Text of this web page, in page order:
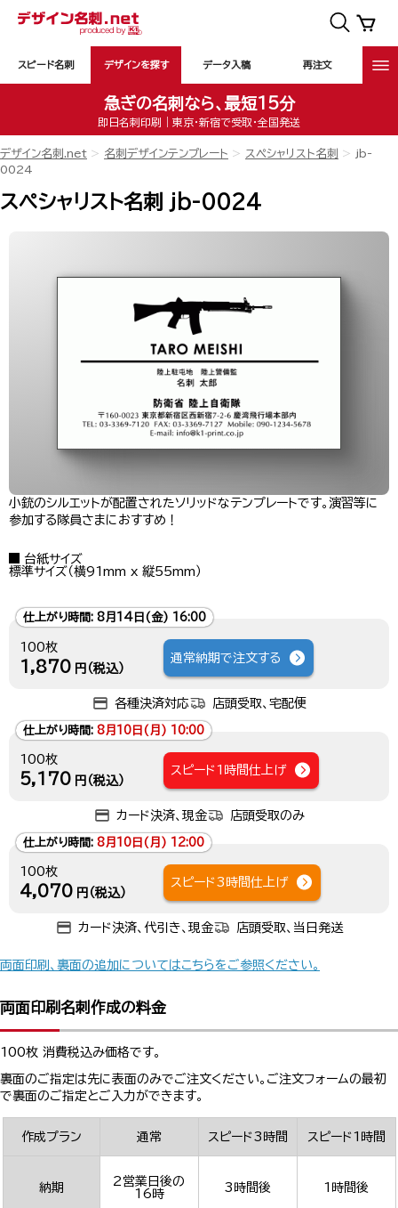
スピード名刺 デザインを探す データ入稿 再注文
急ぎの名刺なら、最短15分
即日名刺印刷｜東京・新宿で受取・全国発送
デザイン名刺.net 名刺デザインテンプレート スペシャリスト名刺
jb-
0024
スペシャリスト名刺 jb-0024
小銃のシルエットが配置されたソリッドなテンプレートです。演習等に
参加する隊員さまにおすすめ！
台紙サイズ
標準サイズ（横91mm x 縦55mm）
仕上がり時間: 8月14日(金) 16:00
100枚
1,870 円（税込）
通常納期で注文する
各種決済対応 店頭受取、宅配便
仕上がり時間: 8月10日(月) 10:00
100枚
5,170 円（税込）
スピード1時間仕上げ
カード決済、現金 店頭受取のみ
仕上がり時間: 8月10日(月) 12:00
100枚
4,070 円（税込）
スピード3時間仕上げ
カード決済、代引き、現金 店頭受取、当日発送
両面印刷、裏面の追加についてはこちらをご参照ください。
両面印刷名刺作成の料金
100枚 消費税込み価格です。
裏面のご指定は先に表面のみでご注文ください。ご注文フォームの最初
で裏面のご指定とご入力ができます。
作成プラン 通常 スピード3時間 スピード1時間
納期
2営業日後の
16時
3時間後 1時間後